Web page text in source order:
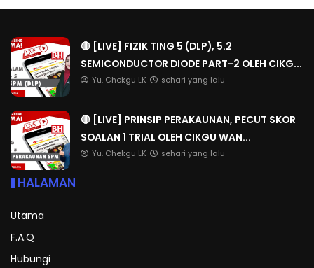
🔴 [LIVE] FIZIK TING 5 (DLP), 5.2
SEMICONDUCTOR DIODE PART-2 OLEH CIKG...
Yu. Chekgu LK sehari yang lalu
🔴 [LIVE] PRINSIP PERAKAUNAN, PECUT SKOR
SOALAN 1 TRIAL OLEH CIKGU WAN...
Yu. Chekgu LK sehari yang lalu
HALAMAN
Utama
F.A.Q
Hubungi